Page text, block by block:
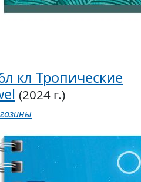
кл Тропические
(2024 г.)